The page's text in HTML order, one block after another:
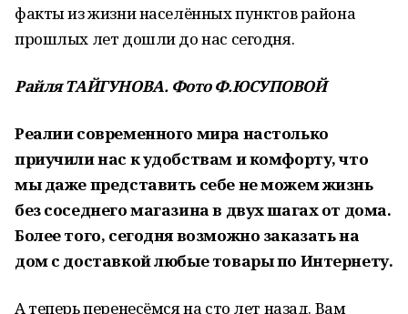
факты из жизни населённых пунктов района
прошлых лет дошли до нас сегодня.
Райля ТАЙГУНОВА. Фото Ф.ЮСУПОВОЙ
Реалии современного мира настолько
приучили нас к удобствам и комфорту, что
мы даже представить себе не можем жизнь
без соседнего магазина в двух шагах от дома.
Более того, сегодня возможно заказать на
дом с доставкой любые товары по Интернету.
А теперь перенесёмся на сто лет назад. Вам